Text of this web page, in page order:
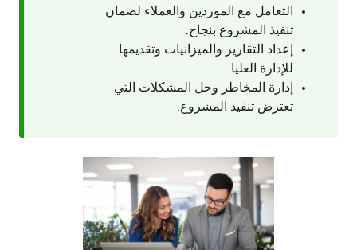
التعامل مع الموردين والعملاء لضمان
تنفيذ المشروع بنجاح.
إعداد التقارير والميزانيات وتقديمها
للإدارة العليا.
إدارة المخاطر وحل المشكلات التي
تعترض تنفيذ المشروع.